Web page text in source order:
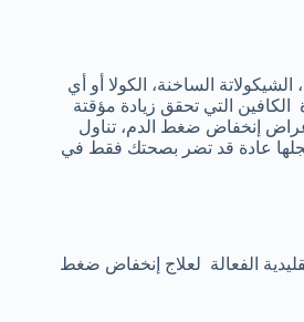
الساخنة، الكولا أو أي
التي تحقق زيادة مؤقتة
إنخفاض ضغط الدم، تناول
عادة قد تضر بصحتك فقط في
الفعالة لعلاج إنخفاض ضغط